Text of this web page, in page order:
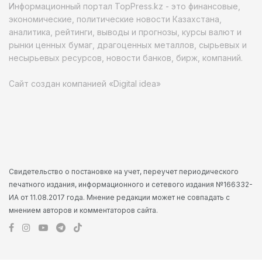
Информационный портал TopPress.kz - это финансовые,
экономические, политические новости Казахстана,
аналитика, рейтинги, выводы и прогнозы, курсы валют и
рынки ценных бумаг, драгоценных металлов, сырьевых и
несырьевых ресурсов, новости банков, бирж, компаний.
Сайт создан компанией «Digital idea»
Свидетельство о постановке на учет, переучет периодического
печатного издания, информационного и сетевого издания №166332-
ИА от 11.08.2017 года. Мнение редакции может не совпадать с
мнением авторов и комментаторов сайта.